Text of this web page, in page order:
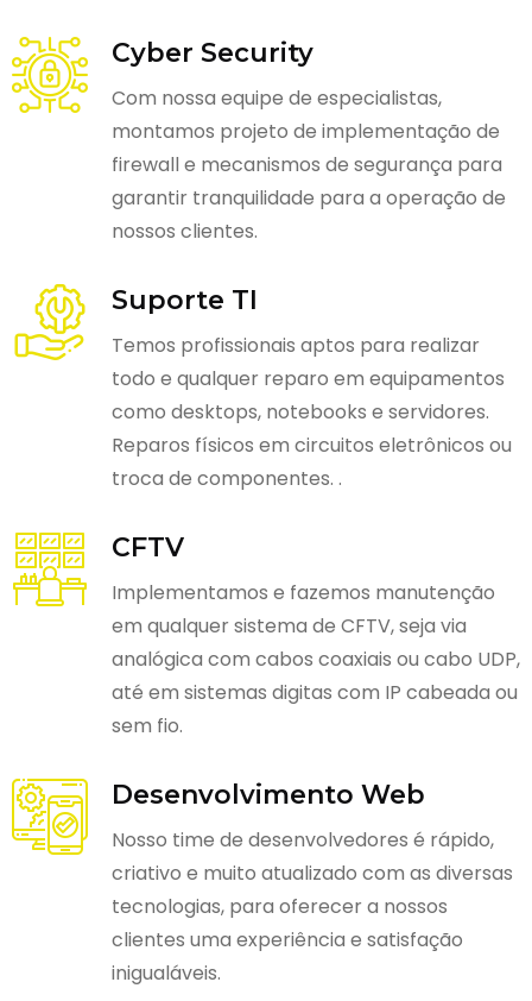
Cyber Security
Com nossa equipe de especialistas,
montamos projeto de implementação de
firewall e mecanismos de segurança para
garantir tranquilidade para a operação de
nossos clientes.
Suporte TI
Temos profissionais aptos para realizar
todo e qualquer reparo em equipamentos
como desktops, notebooks e servidores.
Reparos físicos em circuitos eletrônicos ou
troca de componentes. .
CFTV
Implementamos e fazemos manutenção
em qualquer sistema de CFTV, seja via
analógica com cabos coaxiais ou cabo UDP,
até em sistemas digitas com IP cabeada ou
sem fio.
Desenvolvimento Web
Nosso time de desenvolvedores é rápido,
criativo e muito atualizado com as diversas
tecnologias, para oferecer a nossos
clientes uma experiência e satisfação
inigualáveis.